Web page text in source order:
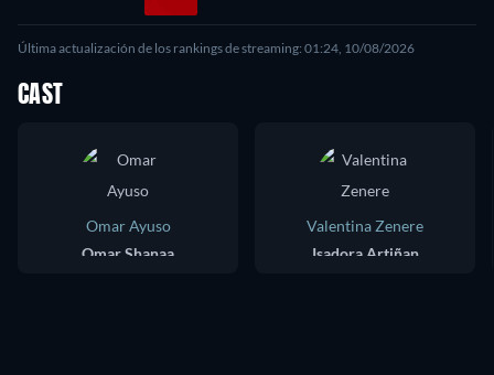
Última actualización de los rankings de streaming: 01:24, 10/08/2026
CAST
Omar Ayuso
Omar Shanaa
Valentina Zenere
Isadora Artiñan